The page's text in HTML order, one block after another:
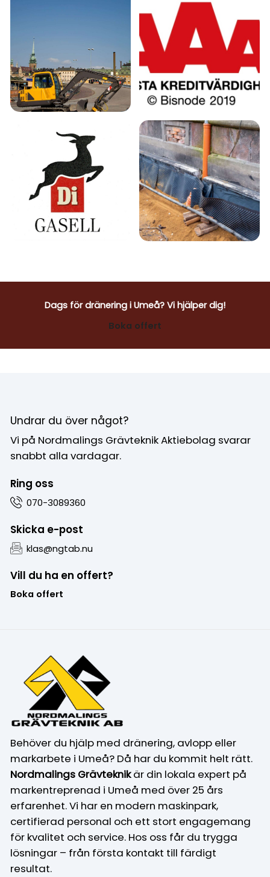
Dags för dränering i Umeå? Vi hjälper dig!
Boka offert
Undrar du över något?
Vi på Nordmalings Grävteknik Aktiebolag svarar
snabbt alla vardagar.
Ring oss
070-3089360
Skicka e-post
klas@ngtab.nu
Vill du ha en offert?
Boka offert
Behöver du hjälp med dränering, avlopp eller
markarbete i Umeå? Då har du kommit helt rätt.
Nordmalings Grävteknikär din lokala expert på
markentreprenad i Umeå med över 25 års
erfarenhet. Vi har en modern maskinpark,
certifierad personal och ett stort engagemang
för kvalitet och service. Hos oss får du trygga
lösningar – från första kontakt till färdigt
resultat.